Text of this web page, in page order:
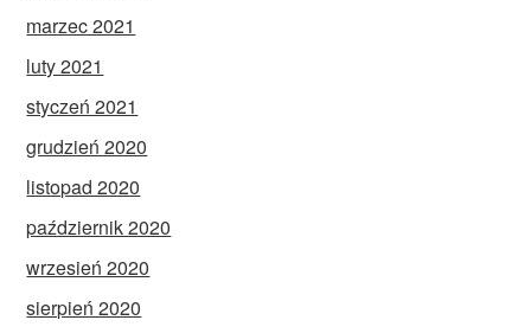
marzec 2021
luty 2021
styczeń 2021
grudzień 2020
listopad 2020
październik 2020
wrzesień 2020
sierpień 2020